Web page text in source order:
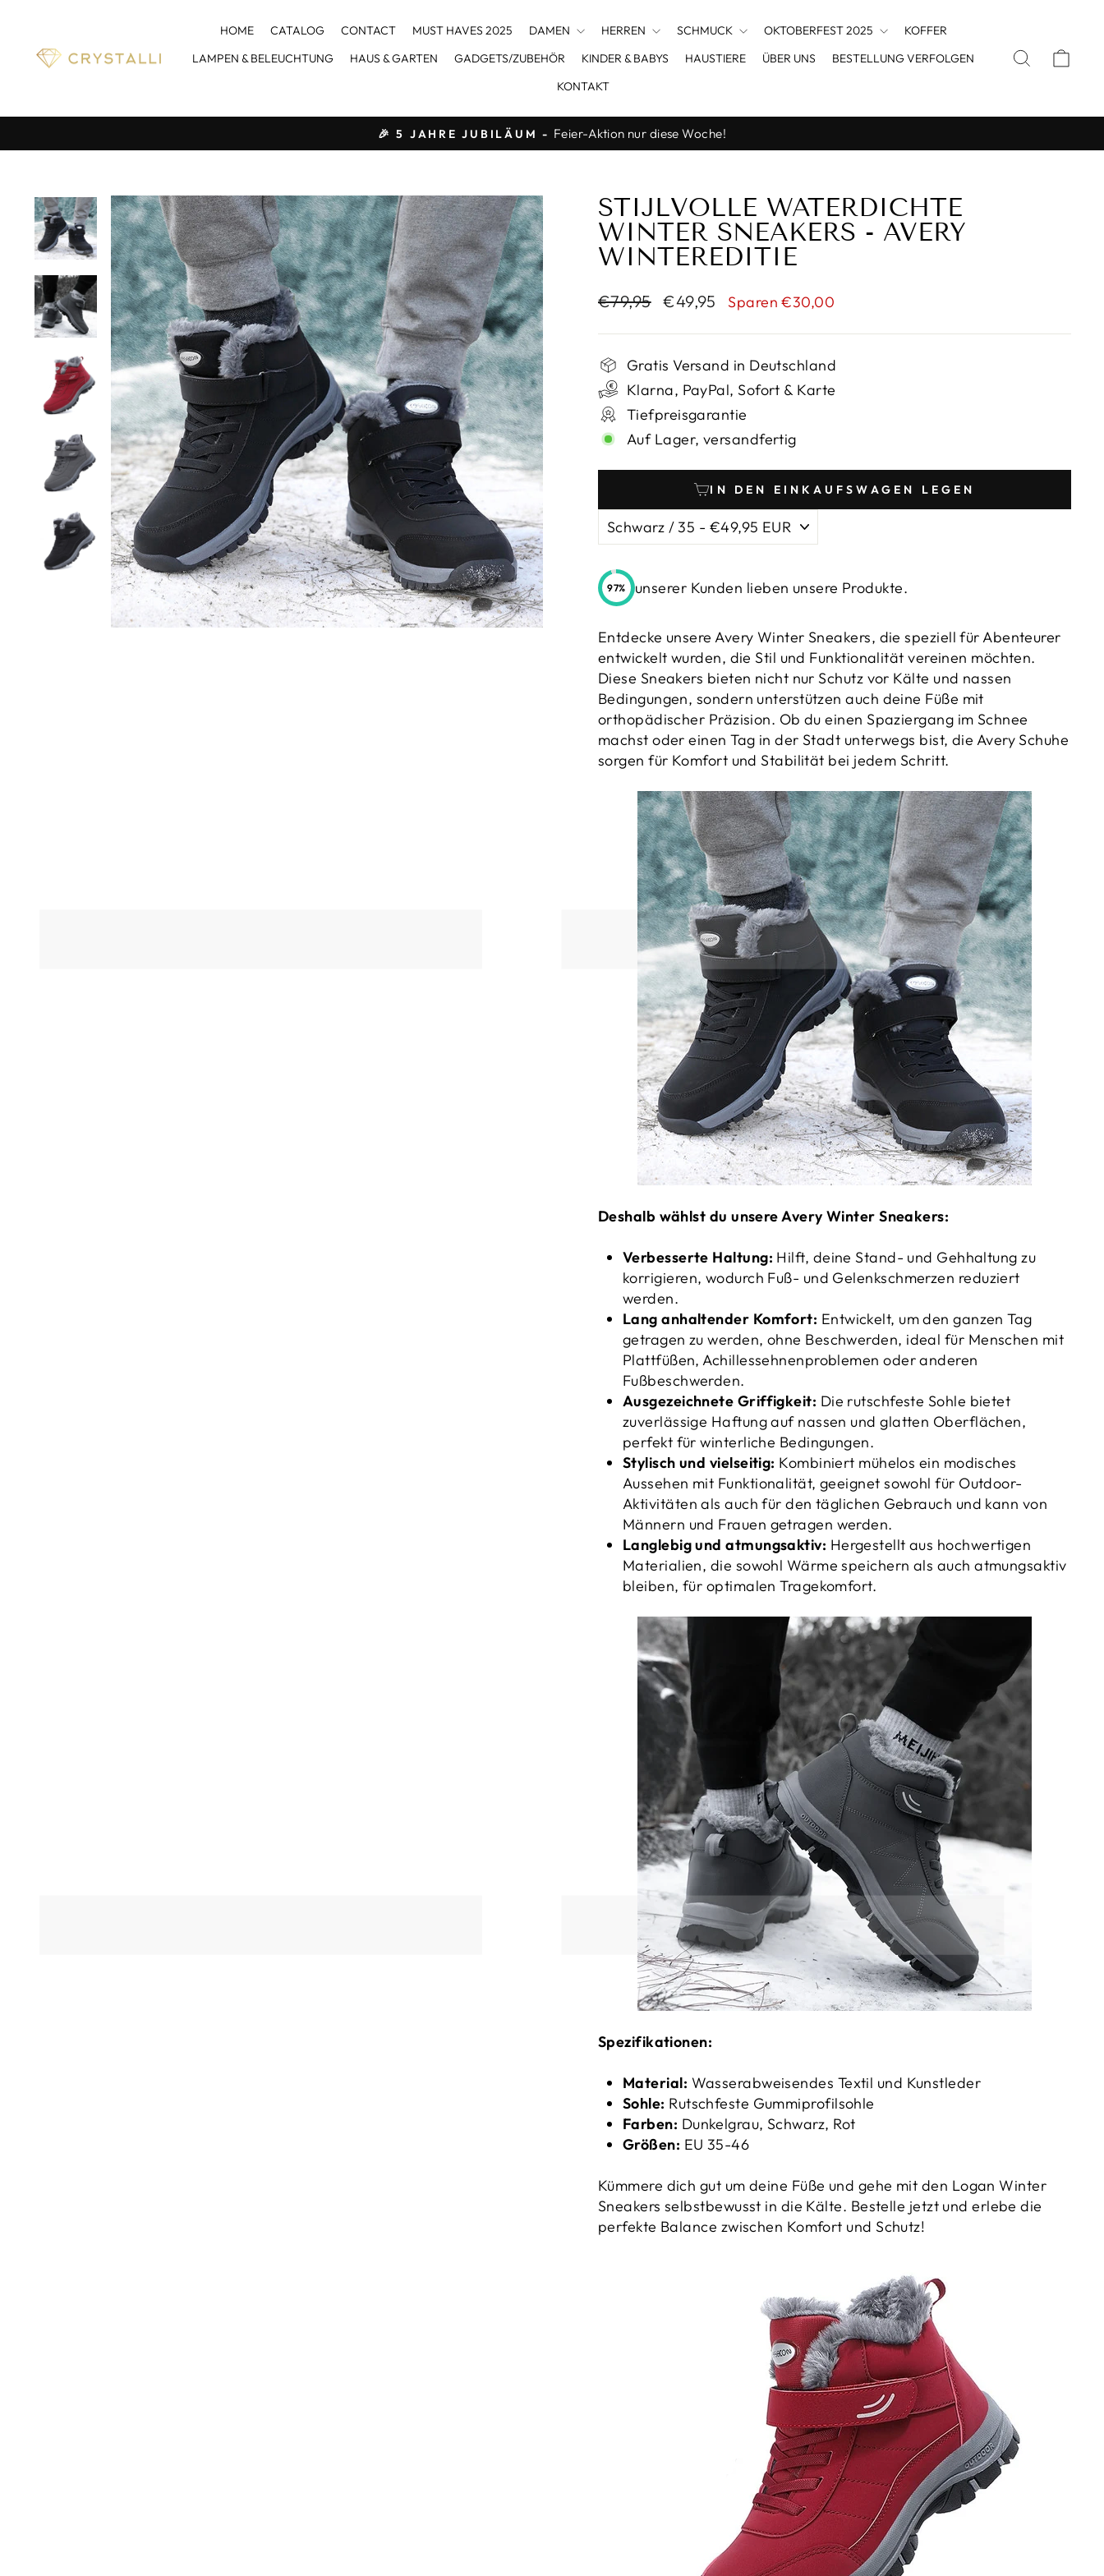
__
__
Inhalt
HOME CATALOG CONTACT MUST HAVES 2025 DAMEN HERREN SCHMUCK OKTOBERFEST 2025
KOFFER
LAMPEN & BELEUCHTUNG
HAUS & GARTEN GADGETS/ZUBEHÖR KINDER & BABYS HAUSTIERE ÜBER UNS
BESTELLUNG VERFOLGEN
KONTAKT
SUCHE
Pause
🎉 5 JAHRE JUBILÄUM - Feier-Aktion nur diese Woche!
STIJLVOLLE WATERDICHTE
WINTER SNEAKERS - AVERY
WINTEREDITIE
Normaler
€79,95 Sonderpreis
€49,95 Sparen €30,00
Gratis Versand in Deutschland
Klarna, PayPal, Sofort & Karte
Tiefpreisgarantie
Auf Lager, versandfertig
IN DEN EINKAUFSWAGEN LEGEN
97% unserer Kunden lieben unsere Produkte.
Entdecke unsere Avery Winter Sneakers, die speziell für Abenteurer
entwickelt wurden, die Stil und Funktionalität vereinen möchten.
Diese Sneakers bieten nicht nur Schutz vor Kälte und nassen
Bedingungen, sondern unterstützen auch deine Füße mit
orthopädischer Präzision. Ob du einen Spaziergang im Schnee
machst oder einen Tag in der Stadt unterwegs bist, die Avery Schuhe
sorgen für Komfort und Stabilität bei jedem Schritt.
Deshalb wählst du unsere Avery Winter Sneakers:
Verbesserte Haltung: Hilft, deine Stand- und Gehhaltung zu
korrigieren, wodurch Fuß- und Gelenkschmerzen reduziert
werden.
Lang anhaltender Komfort: Entwickelt, um den ganzen Tag
getragen zu werden, ohne Beschwerden, ideal für Menschen mit
Plattfüßen, Achillessehnenproblemen oder anderen
Fußbeschwerden.
Ausgezeichnete Griffigkeit: Die rutschfeste Sohle bietet
zuverlässige Haftung auf nassen und glatten Oberflächen,
perfekt für winterliche Bedingungen.
Stylisch und vielseitig: Kombiniert mühelos ein modisches
Aussehen mit Funktionalität, geeignet sowohl für Outdoor-
Aktivitäten als auch für den täglichen Gebrauch und kann von
Männern und Frauen getragen werden.
Langlebig und atmungsaktiv: Hergestellt aus hochwertigen
Materialien, die sowohl Wärme speichern als auch atmungsaktiv
bleiben, für optimalen Tragekomfort.
Spezifikationen:
Material: Wasserabweisendes Textil und Kunstleder
Sohle: Rutschfeste Gummiprofilsohle
Farben: Dunkelgrau, Schwarz, Rot
Größen: EU 35-46
Kümmere dich gut um deine Füße und gehe mit den Logan Winter
Sneakers selbstbewusst in die Kälte. Bestelle jetzt und erlebe die
perfekte Balance zwischen Komfort und Schutz!